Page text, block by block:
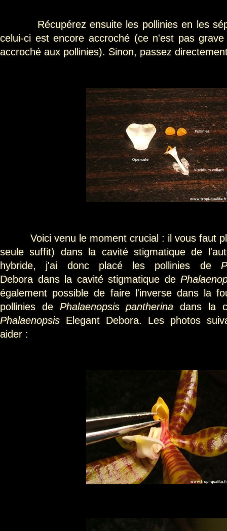
Récupérez ensuite les pollinies en les
celui-ci est encore accroché (ce n'est pas
accroché aux pollinies). Sinon, passez
Voici venu le moment crucial : il vous faut
seule suffit) dans la cavité stigmatique de
hybride, j'ai donc placé les pollinies de
Debora dans la cavité stigmatique de
également possible de faire l'inverse dans la
pollinies de Phalaenopsis pantherina dans la
Phalaenopsis Elegant Debora.
Les photos
aider :